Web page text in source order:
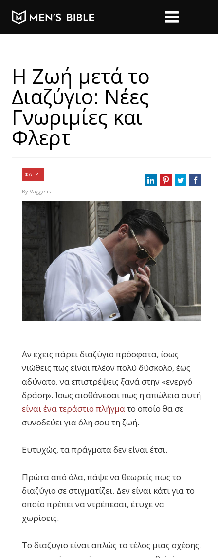
Η Ζωή μετά το
Διαζύγιο: Νέες
Γνωριμίες και
Φλερτ
ΦΛΕΡΤ
By Vaggelis
Αν έχεις πάρει διαζύγιο πρόσφατα, ίσως
νιώθεις πως είναι πλέον πολύ δύσκολο, έως
αδύνατο, να επιστρέψεις ξανά στην «ενεργό
δράση». Ίσως αισθάνεσαι πως η απώλεια αυτή
είναι ένα τεράστιο πλήγματο οποίο θα σε
συνοδεύει για όλη σου τη ζωή.
Ευτυχώς, τα πράγματα δεν είναι έτσι.
Πρώτα από όλα, πάψε να θεωρείς πως το
διαζύγιο σε στιγματίζει. Δεν είναι κάτι για το
οποίο πρέπει να ντρέπεσαι, έτυχε να
χωρίσεις.
Το διαζύγιο είναι απλώς το τέλος μιας σχέσης,